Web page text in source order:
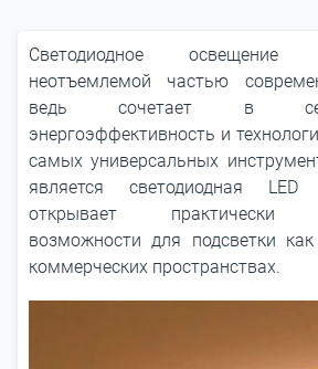
Светодиодное
неотъемлемой частью
ведь сочетает в
энергоэффективность и
самых универсальных
является светодиодная LED
открывает практически
возможности для подсветки
коммерческих пространствах.